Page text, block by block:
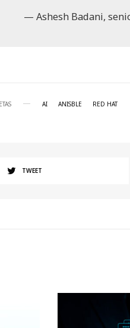
Ashesh Badani,
AI ANISBLE RED HAT
TWEET